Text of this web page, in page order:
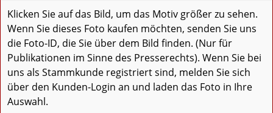
Klicken Sie auf das Bild, um das Motiv größer zu sehen.
Wenn Sie dieses Foto kaufen möchten, senden Sie uns
die Foto-ID, die Sie über dem Bild finden. (Nur für
Publikationen im Sinne des Presserechts). Wenn Sie bei
uns als Stammkunde registriert sind, melden Sie sich
über den Kunden-Login an und laden das Foto in Ihre
Auswahl.